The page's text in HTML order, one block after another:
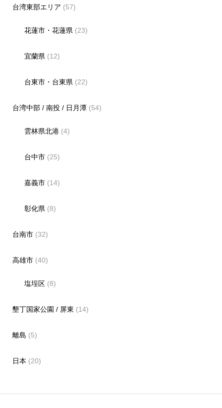
台湾東部エリア (57)
花蓮市・花蓮県 (23)
宜蘭県 (12)
台東市・台東県 (22)
台湾中部 / 南投 / 日月潭(54)
雲林県北港 (4)
台中市 (25)
嘉義市 (14)
彰化県 (8)
台南市(32)
高雄市(40)
塩埕区 (8)
墾丁国家公園 / 屏東 (14)
離島 (5)
日本 (20)